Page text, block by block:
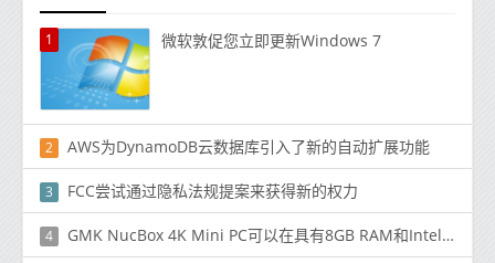
1 微软敦促您立即更新Windows 7
2 AWS为DynamoDB云数据库引入了新的自动扩展功能
3 FCC尝试通过隐私法规提案来获得新的权力
4 GMK NucBox 4K Mini PC可以在具有8GB RAM和Intel Celeron J4125 CPU的Indiegogo上运行，价格为179美元